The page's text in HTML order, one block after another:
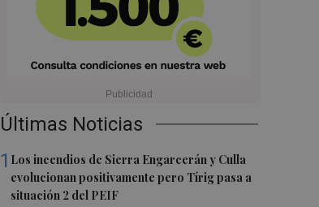
Últimas Noticias
1 Los incendios de Sierra Engarcerán y Culla
evolucionan positivamente pero Tírig pasa a
situación 2 del PEIF